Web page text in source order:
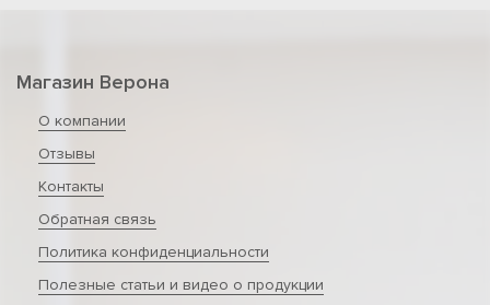
Магазин Верона
О компании
Отзывы
Контакты
Обратная связь
Политика конфиденциальности
Полезные статьи и видео о продукции